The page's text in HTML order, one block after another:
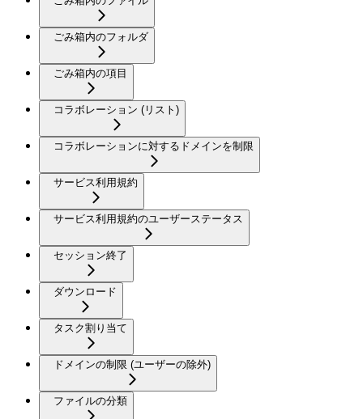
ごみ箱内のフォルダ
ごみ箱内の項目
コラボレーション (リスト)
コラボレーションに対するドメインを制限
サービス利用規約
サービス利用規約のユーザーステータス
セッション終了
ダウンロード
タスク割り当て
ドメインの制限 (ユーザーの除外)
ファイルの分類